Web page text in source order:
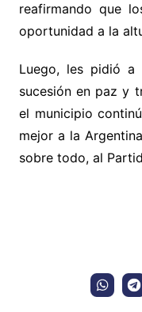
reafirmando que
oportunidad a la
Luego, les pidió a
sucesión en paz y
el municipio
mejor a la
sobre todo, al